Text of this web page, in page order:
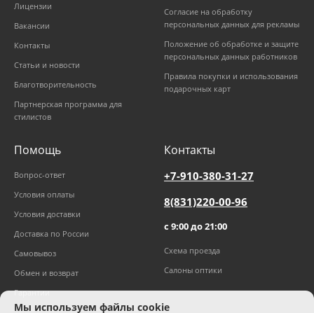
Лицензии
Вакансии
Контакты
Статьи и новости
Благотворительность
Партнерская программа для
стилистов
Согласие на обработку
персональных данных для рекламы
Положение об обработке и защите
персональных данных работников
Правила покупки и использования
подарочных карт
Помощь
Вопрос-ответ
Условия оплаты
Условия доставки
Доставка по России
Самовывоз
Обмен и возврат
Гарантии
Контакты
+7-910-380-31-27
8(831)220-00-96
с 9:00 до 21:00
Схема проезда
Салоны оптики
Мы используем файлы cookie